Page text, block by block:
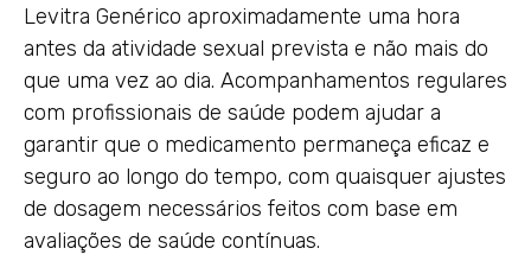
Levitra Genérico aproximadamente uma hora
antes da atividade sexual prevista e não mais do
que uma vez ao dia. Acompanhamentos regulares
com profissionais de saúde podem ajudar a
garantir que o medicamento permaneça eficaz e
seguro ao longo do tempo, com quaisquer ajustes
de dosagem necessários feitos com base em
avaliações de saúde contínuas.